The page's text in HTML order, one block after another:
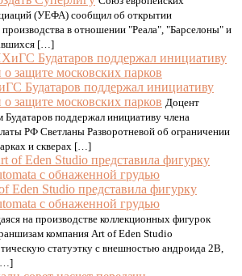
(УЕФА) сообщил об открытии
в отношении "Реала", "Барселоны" и
[…]
Будатаров поддержал инициативу
о защите московских парков Доцент
поддержал инициативу члена
РФ Светланы Разворотневой об ограничении
и скверах […]
Eden Studio представила фигурку
с обнаженной грудью
на производстве коллекционных фигурок
компания Art of Eden Studio
статуэтку с внешностью андроида 2B,
[…]